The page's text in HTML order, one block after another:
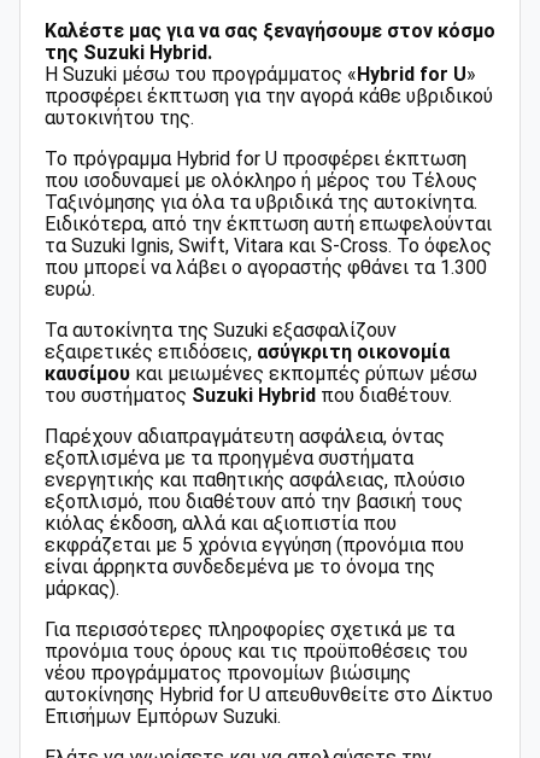
Καλέστε μας για να σας ξεναγήσουμε στον κόσμο
της Suzuki Hybrid.
Η Suzuki μέσω του προγράμματος «Hybrid for U»
προσφέρει έκπτωση για την αγορά κάθε υβριδικού
αυτοκινήτου της.
Το πρόγραμμα Hybrid for U προσφέρει έκπτωση
που ισοδυναμεί με ολόκληρο ή μέρος του Τέλους
Ταξινόμησης για όλα τα υβριδικά της αυτοκίνητα.
Ειδικότερα, από την έκπτωση αυτή επωφελούνται
τα Suzuki Ignis, Swift, Vitara και S-Cross. Το όφελος
που μπορεί να λάβει ο αγοραστής φθάνει τα 1.300
ευρώ.
Τα αυτοκίνητα της Suzuki εξασφαλίζουν
εξαιρετικές επιδόσεις, ασύγκριτη οικονομία
καυσίμου και μειωμένες εκπομπές ρύπων μέσω
του συστήματος Suzuki Hybrid που διαθέτουν.
Παρέχουν αδιαπραγμάτευτη ασφάλεια, όντας
εξοπλισμένα με τα προηγμένα συστήματα
ενεργητικής και παθητικής ασφάλειας, πλούσιο
εξοπλισμό, που διαθέτουν από την βασική τους
κιόλας έκδοση, αλλά και αξιοπιστία που
εκφράζεται με 5 χρόνια εγγύηση (προνόμια που
είναι άρρηκτα συνδεδεμένα με το όνομα της
μάρκας).
Για περισσότερες πληροφορίες σχετικά με τα
προνόμια τους όρους και τις προϋποθέσεις του
νέου προγράμματος προνομίων βιώσιμης
αυτοκίνησης Hybrid for U απευθυνθείτε στο Δίκτυο
Επισήμων Εμπόρων Suzuki.